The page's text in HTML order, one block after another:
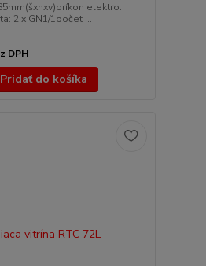
elektro:
2 x GN1/1počet ...
DPH
Pridať do košíka